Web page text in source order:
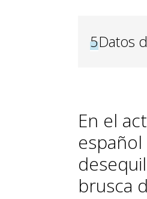
5Datos
En el
brusca